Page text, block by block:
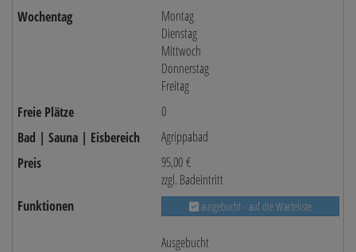
Montag
Dienstag
Mittwoch
Donnerstag
Freitag
0
Agrippabad
95,00 €
zzgl. Badeintritt
ausgebucht - auf die Warteliste
Ausgebucht